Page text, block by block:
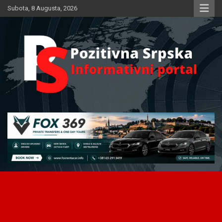
Skip
to
Subota, 8 Augusta, 2026
Pozitivna Srpska